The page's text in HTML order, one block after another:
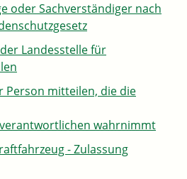
oder Sachverständiger nach
Landesstelle für
Person mitteilen, die die
wahrnimmt
- Zulassung